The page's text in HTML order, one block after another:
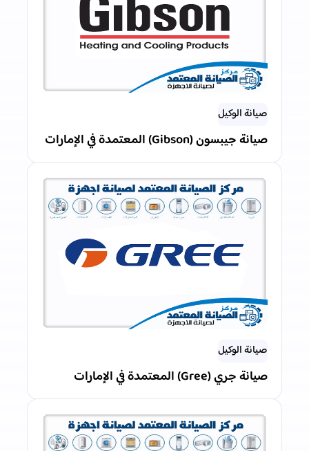
صيانة الوكيل
صيانة جيبسون (Gibson) المعتمدة في الإمارات
صيانة الوكيل
صيانة جري (Gree) المعتمدة في الإمارات